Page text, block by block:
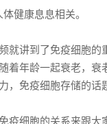
体健康息息相关。
讲到了免疫细胞的
着年龄一起衰老，
，免疫细胞存储的话
细胞的关系来跟大